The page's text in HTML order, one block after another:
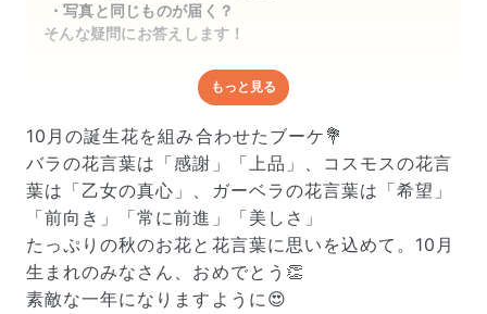
写真と同じものが届く？
そんな疑問にお答えします！
どんな梱包で届くの？
出荷前に水揚げ（花が水を吸いやすくなる処理）を施
し、専用ボックスに丁寧に梱包してお届けしています。
きゅっとまとめられて一見窮屈そうに見えますが、輸送
中の衝撃による折れや擦れを軽減する効果があります。
もっと見る
10月の誕生花を組み合わせたブーケ💐
バラの花言葉は「感謝」「上品」、コスモスの花言
葉は「乙女の真心」、ガーベラの花言葉は「希望」
「前向き」「常に前進」「美しさ」
たっぷりの秋のお花と花言葉に思いを込めて。10月
生まれのみなさん、おめでとう👏
素敵な一年になりますように😍